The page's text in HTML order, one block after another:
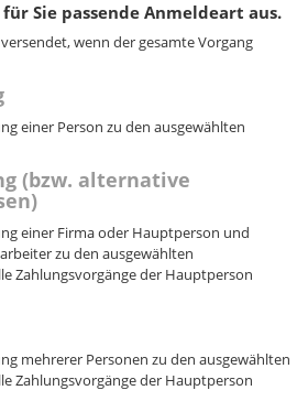
Sie passende Anmeldeart aus.
wenn der gesamte Vorgang
einer Person zu den ausgewählten
(bzw. alternative
einer Firma oder Hauptperson und
zu den ausgewählten
Zahlungsvorgänge der Hauptperson
mehrerer Personen zu den ausgewählten
Zahlungsvorgänge der Hauptperson